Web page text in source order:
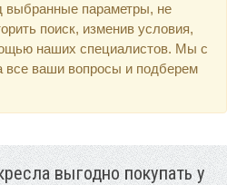
параметры, не
поиск, изменив условия,
наших специалистов. Мы с
все ваши вопросы и подберем
выгодно покупать у